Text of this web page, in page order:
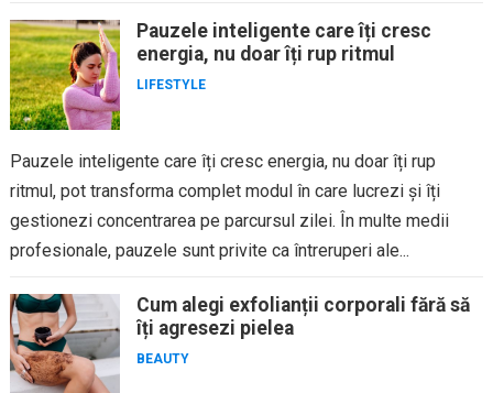
Pauzele inteligente care îți cresc
energia, nu doar îți rup ritmul
LIFESTYLE
Pauzele inteligente care îți cresc energia, nu doar îți rup
ritmul, pot transforma complet modul în care lucrezi și îți
gestionezi concentrarea pe parcursul zilei. În multe medii
profesionale, pauzele sunt privite ca întreruperi ale...
Cum alegi exfolianții corporali fără să
îți agresezi pielea
BEAUTY